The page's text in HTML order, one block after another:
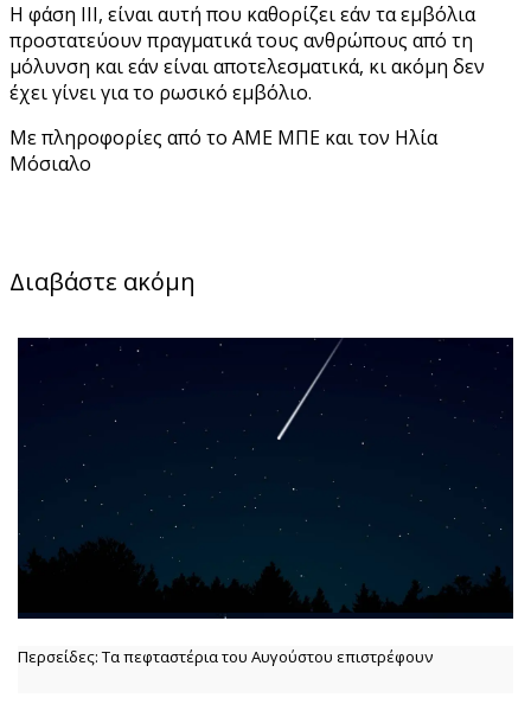
Η φάση III, είναι αυτή που καθορίζει εάν τα εμβόλια
προστατεύουν πραγματικά τους ανθρώπους από τη
μόλυνση και εάν είναι αποτελεσματικά, κι ακόμη δεν
έχει γίνει για το ρωσικό εμβόλιο.
Με πληροφορίες από το ΑΜΕ ΜΠΕ και τον Ηλία
Μόσιαλο
Διαβάστε ακόμη
Περσείδες: Τα πεφταστέρια του Αυγούστου επιστρέφουν